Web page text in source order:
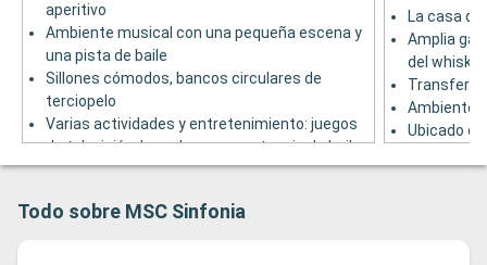
aperitivo
Ambiente musical con una pequeña escena y
una pista de baile
Sillones cómodos, bancos circulares de
terciopelo
Varias actividades y entretenimiento: juegos
de televisión, karaokes, competencia de baile ...
El bar de Manhattan se encuentra cerca del
Puente 5
La casa
Amplia
del whisky,
Ambiente
Ubicado
Todo sobre MSC Sinfonia